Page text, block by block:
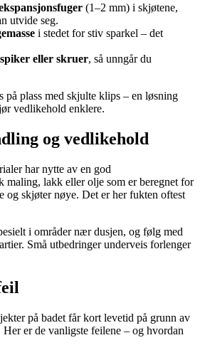
(1–2 mm) i skjøtene,
utvide seg.
i stedet for stiv sparkel – det
eller skruer, så unngår du
på plass med skjulte klips – en løsning
vedlikehold enklere.
og vedlikehold
har nytte av en god
maling, lakk eller olje som er beregnet for
og skjøter nøye. Det er her fukten oftest
i områder nær dusjen, og følg med
Små utbedringer underveis forlenger
på badet får kort levetid på grunn av
er de vanligste feilene – og hvordan